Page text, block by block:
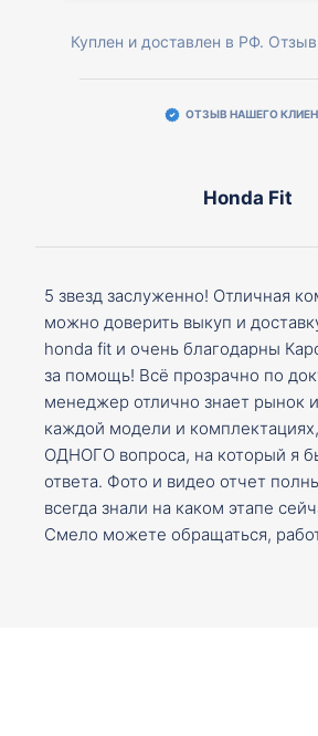
Куплен и доставлен в РФ.
ОТЗЫВ НАШЕГО
Honda Fit
5 звезд заслуженно! Отличная
можно доверить выкуп и
honda fit и очень благодарны
за помощь! Всё прозрачно по
менеджер отлично знает рынок
каждой модели и
ОДНОГО вопроса, на который я
ответа. Фото и видео отчет
всегда знали на каком этапе
Смело можете обращаться,